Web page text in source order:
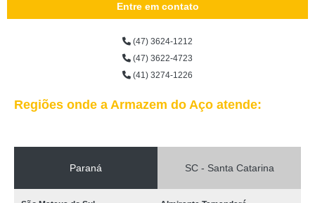
Entre em contato
(47) 3624-1212
(47) 3622-4723
(41) 3274-1226
Regiões onde a Armazem do Aço atende:
Paraná SC - Santa Catarina